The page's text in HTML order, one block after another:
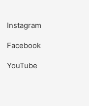
Instagram
Facebook
YouTube